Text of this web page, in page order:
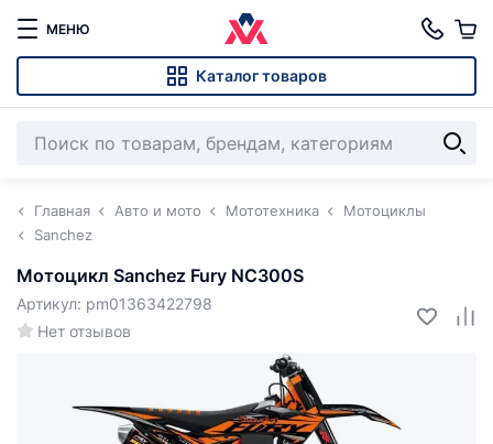
МЕНЮ
Каталог товаров
Главная Авто и мото Мототехника
Мотоциклы
Sanchez
Мотоцикл Sanchez Fury NC300S
Нет отзывов
Артикул: pm01363422798